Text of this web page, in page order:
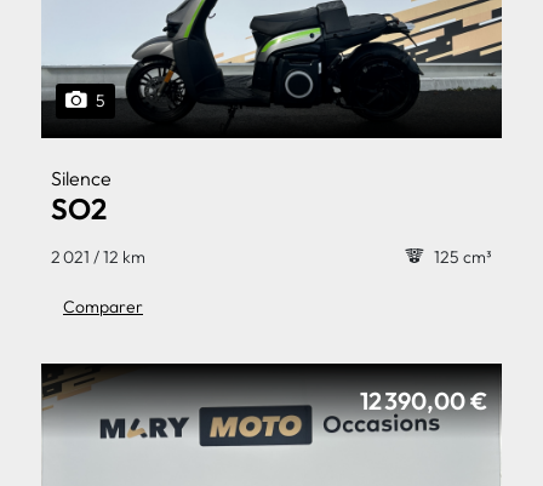
5
Silence
SO2
2 021 / 12 km 125 cm³
Comparer
12 390,00 €